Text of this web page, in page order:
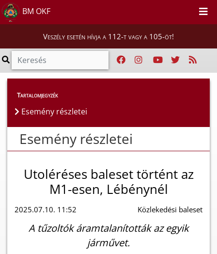
BM OKF
Veszély esetén hívja a 112-t vagy a 105-öt!
Esemény részletei
Tartalomjegyzék
Esemény részletei
Esemény részletei
Utoléréses baleset történt az
M1-esen, Lébénynél
2025.07.10. 11:52 Közlekedési baleset
A tűzoltók áramtalanították az egyik
járművet.